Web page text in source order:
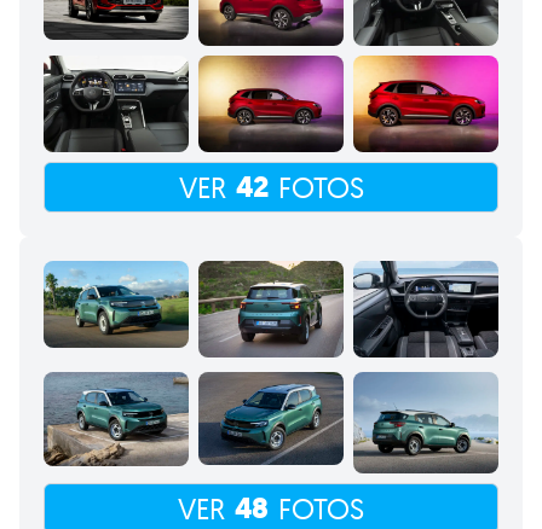
VER 42 FOTOS
VER 48 FOTOS